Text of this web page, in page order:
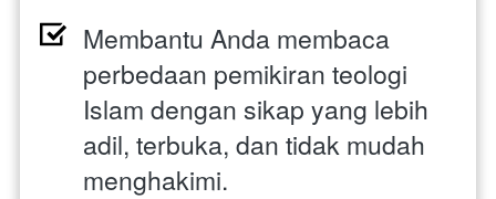
Membantu Anda membaca
perbedaan pemikiran teologi
Islam dengan sikap yang lebih
adil, terbuka, dan tidak mudah
menghakimi.